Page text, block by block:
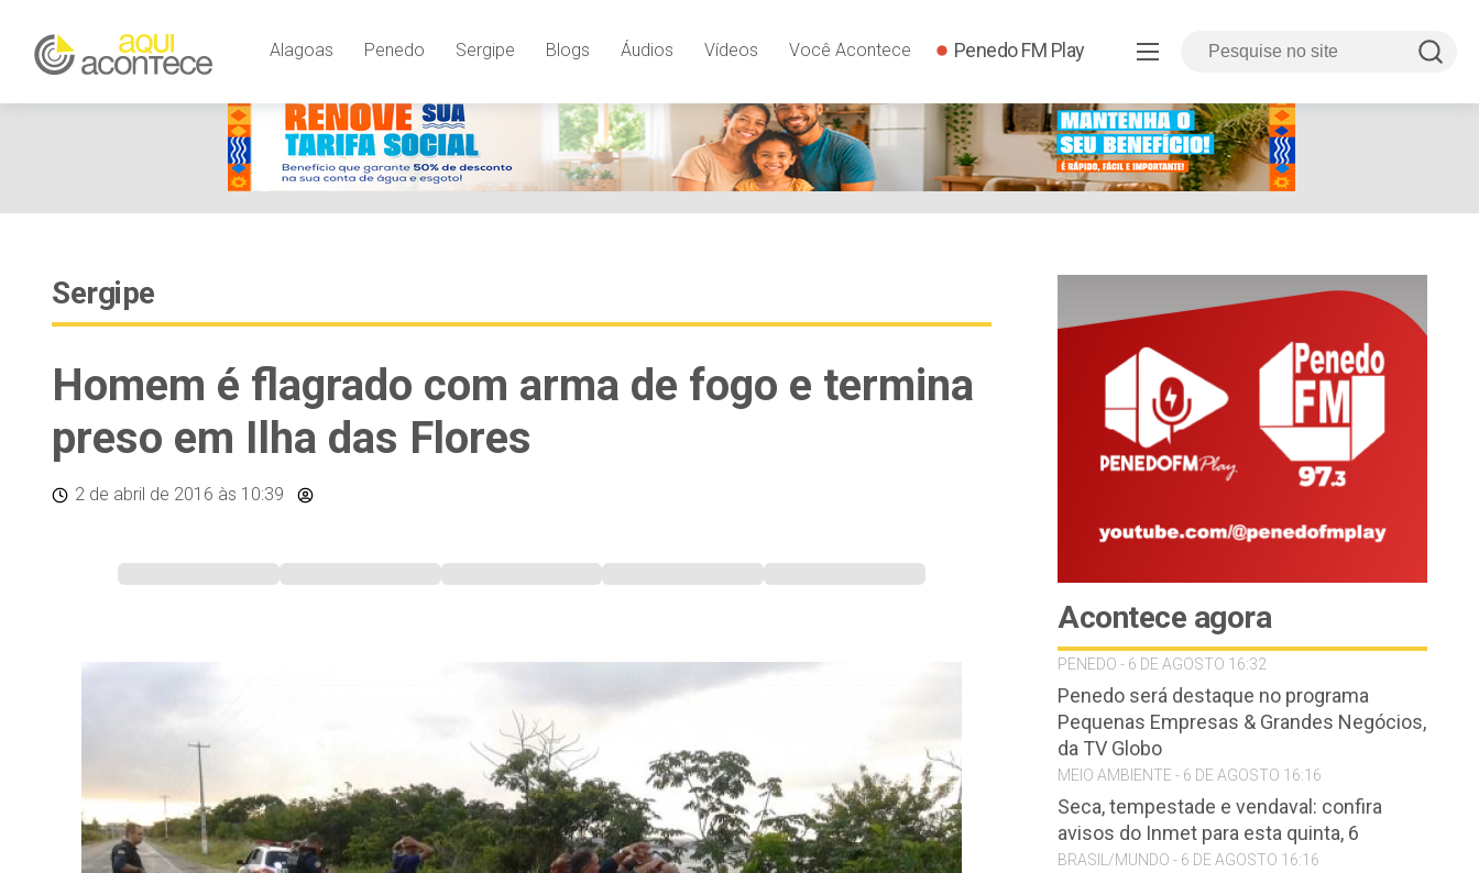
Alagoas Penedo Sergipe Blogs Áudios Vídeos Você Acontece Penedo FM Play
Sergipe
Homem é flagrado com arma de fogo e termina
preso em Ilha das Flores
2 de abril de 2016 às 10:39
Acontece agora
PENEDO - 6 DE AGOSTO 16:32
Penedo será destaque no programa
Pequenas Empresas & Grandes Negócios,
da TV Globo
MEIO AMBIENTE - 6 DE AGOSTO 16:16
Seca, tempestade e vendaval: confira
avisos do Inmet para esta quinta, 6
BRASIL/MUNDO - 6 DE AGOSTO 16:16